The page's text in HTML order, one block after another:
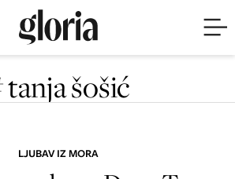
tanja šošić
LJUBAV IZ MORA